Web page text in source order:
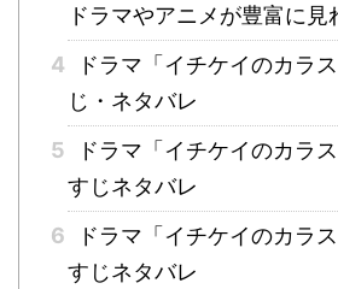
ドラマやアニメが豊富に見
4
ドラマ「イチケイのカラ
じ・ネタバレ
5
ドラマ「イチケイのカラ
すじネタバレ
6
ドラマ「イチケイのカラ
すじネタバレ